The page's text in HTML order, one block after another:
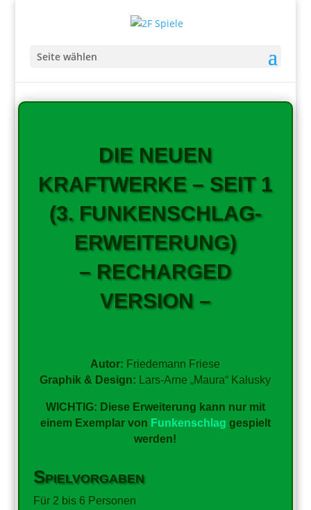
Seite wählen
DIE NEUEN
KRAFTWERKE – SEIT 1
(3. FUNKENSCHLAG-
ERWEITERUNG)
– RECHARGED
VERSION –
Autor: Friedemann Friese
Graphik & Design:
Lars-Arne „Maura“ Kalusky
WICHTIG: Diese Erweiterung kann nur mit
einem Exemplar von Funkenschlag gespielt
werden!
Spielvorgaben
Für 2 bis 6 Personen